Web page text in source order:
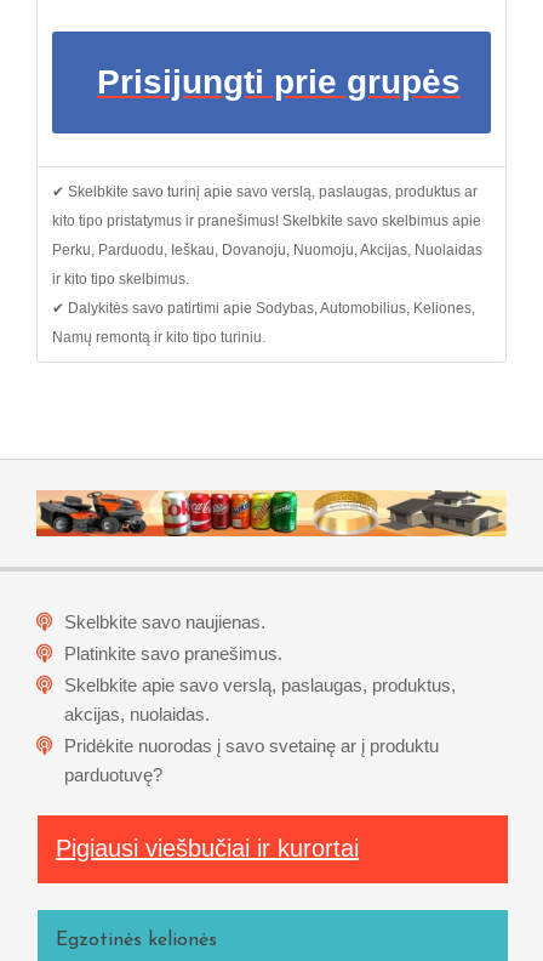
Prisijungti prie grupės
✔ Skelbkite savo turinį apie savo verslą, paslaugas, produktus ar
kito tipo pristatymus ir pranešimus! Skelbkite savo skelbimus apie
Perku, Parduodu, Ieškau, Dovanoju, Nuomoju, Akcijas, Nuolaidas
ir kito tipo skelbimus.
✔ Dalykitės savo patirtimi apie Sodybas, Automobilius, Keliones,
Namų remontą ir kito tipo turiniu.
Skelbkite savo naujienas.
Platinkite savo pranešimus.
Skelbkite apie savo verslą, paslaugas, produktus,
akcijas, nuolaidas.
Pridėkite nuorodas į savo svetainę ar į produktu
parduotuvę?
Pigiausi viešbučiai ir kurortai
Egzotinės kelionės